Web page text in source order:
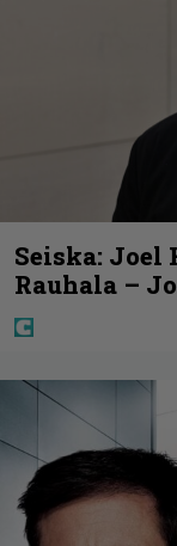
Seiska: Joel
Rauhala –